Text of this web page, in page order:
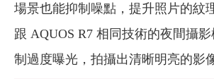
場景也能抑制噪點，提升照片的紋
跟 AQUOS R7 相同技術的夜間攝
制過度曝光，拍攝出清晰明亮的影